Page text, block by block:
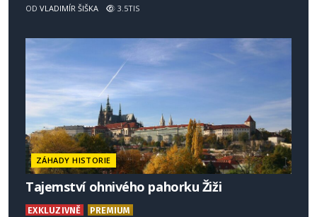
OD VLADIMÍR ŠIŠKA 3.5TIS
ZÁHADY HISTORIE
Tajemství ohnivého pahorku Žiži
EXKLUZIVNĚ PREMIUM